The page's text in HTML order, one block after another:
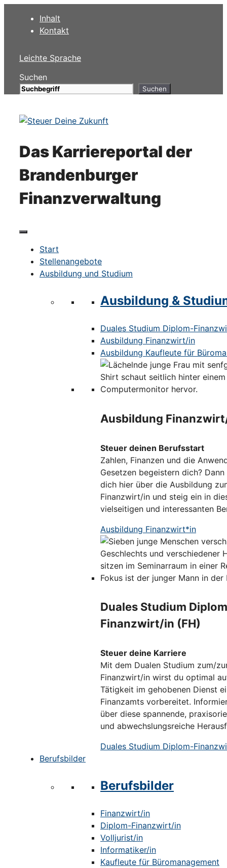
springen
Inhalt
Kontakt
Leichte Sprache
Suchen
Suchen
Das Karriereportal der
Brandenburger
Finanzverwaltung
Start
Stellenangebote
Ausbildung und Studium
Ausbildung &
Duales Studium Diplom-
Ausbildung Finanzwirt/in
Ausbildung Kaufleute für
Ausbildung
Steuer deinen Berufsstart
Zahlen, Finanzen und die
Gesetzen begeistern dich?
dich hier über die Ausbildung
Finanzwirt/in und steig ein in
vielseitigen und interessanten
Ausbildung Finanzwirt*in
Duales Studium
Finanzwirt/in (FH)
Steuer deine Karriere
Mit dem Dualen Studium zum/
Finanzwirt/in wirst du optimal
Tätigkeit im gehobenen Dienst
Finanzamts vorbereitet.
über diese spannende,
und abwechslungsreiche
Duales Studium Diplom-
Berufsbilder
Berufsbilder
Finanzwirt/in
Diplom-Finanzwirt/in
Volljurist/in
Informatiker/in
Kaufleute für Büromanagement